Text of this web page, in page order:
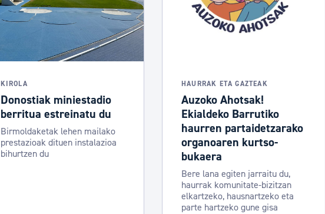
KIROLA
Donostiak miniestadio
berritua estreinatu du
Birmoldaketak lehen mailako
prestazioak dituen instalazioa
bihurtzen du
HAURRAK ETA GAZTEAK
Auzoko Ahotsak!
Ekialdeko Barrutiko
haurren partaidetzarako
organoaren kurtso-
bukaera
Bere lana egiten jarraitu du,
haurrak komunitate-bizitzan
elkartzeko, hausnartzeko eta
parte hartzeko gune gisa